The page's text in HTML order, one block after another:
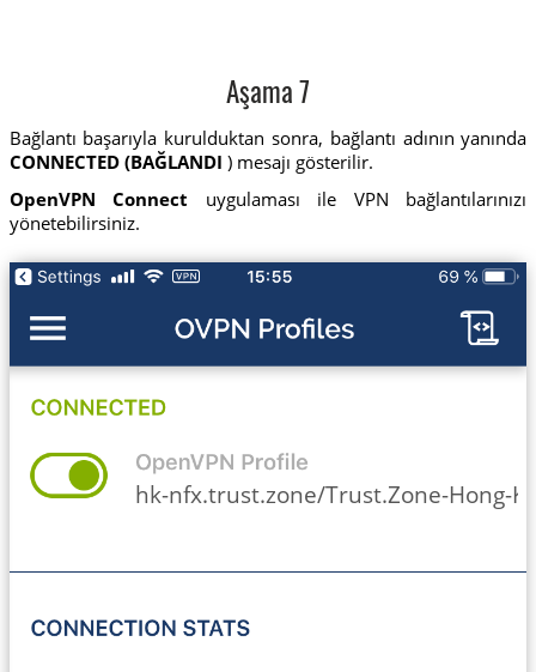
Aşama 7
Bağlantı başarıyla kurulduktan sonra, bağlantı adının yanında
CONNECTED (BAĞLANDI ) mesajı gösterilir.
OpenVPN Connect uygulaması ile VPN bağlantılarınızı
yönetebilirsiniz.
hk-nfx.trust.zone/Trust.Zone-Hong-